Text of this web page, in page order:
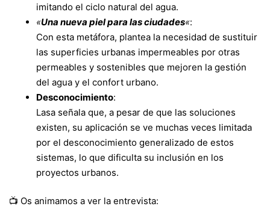
imitando el ciclo natural del agua.
«Una nueva piel para las ciudades«:
Con esta metáfora, plantea la necesidad de sustituir
las superficies urbanas impermeables por otras
permeables y sostenibles que mejoren la gestión
del agua y el confort urbano.
Desconocimiento:
Lasa señala que, a pesar de que las soluciones
existen, su aplicación se ve muchas veces limitada
por el desconocimiento generalizado de estos
sistemas, lo que dificulta su inclusión en los
proyectos urbanos.
📺 Os animamos a ver la entrevista: